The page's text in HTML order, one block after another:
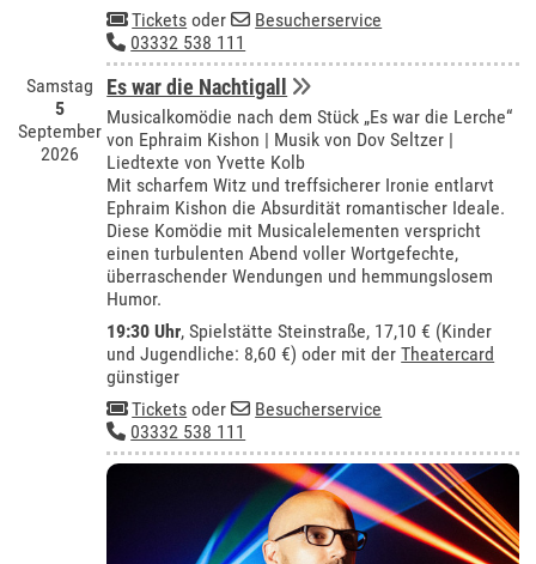
Tickets oder
Besucherservice
03332 538 111
Samstag
5
September
2026
Es war die Nachtigall
Musicalkomödie nach dem Stück „Es war die Lerche“
von Ephraim Kishon | Musik von Dov Seltzer |
Liedtexte von Yvette Kolb
Mit scharfem Witz und treffsicherer Ironie entlarvt
Ephraim Kishon die Absurdität romantischer Ideale.
Diese Komödie mit Musicalelementen verspricht
einen turbulenten Abend voller Wortgefechte,
überraschender Wendungen und hemmungslosem
Humor.
19:30 Uhr, Spielstätte Steinstraße, 17,10 € (Kinder
und Jugendliche: 8,60 €) oder mit derTheatercard
günstiger
Tickets oder
Besucherservice
03332 538 111